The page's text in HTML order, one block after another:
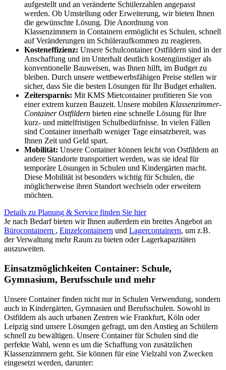
aufgestellt und an veränderte Schülerzahlen angepasst
werden. Ob Umstellung oder Erweiterung, wir bieten Ihnen
die gewünschte Lösung. Die Anordnung von
Klassenzimmern in Containern ermöglicht es Schulen, schnell
auf Veränderungen im Schüleraufkommen zu reagieren.
Kosteneffizienz: Unsere Schulcontainer Ostfildern sind in der
Anschaffung und im Unterhalt deutlich kostengünstiger als
konventionelle Bauweisen, was Ihnen hilft, im Budget zu
bleiben. Durch unsere wettbewerbsfähigen Preise stellen wir
sicher, dass Sie die besten Lösungen für Ihr Budget erhalten.
Zeitersparnis: Mit KMS Mietcontainer profitieren Sie von
einer extrem kurzen Bauzeit. Unsere mobilen Klassenzimmer-
Container Ostfildern bieten eine schnelle Lösung für Ihre
kurz- und mittelfristigen Schulbedürfnisse. In vielen Fällen
sind Container innerhalb weniger Tage einsatzbereit, was
Ihnen Zeit und Geld spart.
Mobilität: Unsere Container können leicht von Ostfildern an
andere Standorte transportiert werden, was sie ideal für
temporäre Lösungen in Schulen und Kindergärten macht.
Diese Mobilität ist besonders wichtig für Schulen, die
möglicherweise ihren Standort wechseln oder erweitern
möchten.
Details zu Planung & Service finden Sie hier
Je nach Bedarf bieten wir Ihnen außerdem ein breites Angebot an
Bürocontainern , Einzelcontainern und Lagercontainern, um z.B.
der Verwaltung mehr Raum zu bieten oder Lagerkapazitäten
auszuweiten.
Einsatzmöglichkeiten Container: Schule,
Gymnasium, Berufsschule und mehr
Unsere Container finden nicht nur in Schulen Verwendung, sondern
auch in Kindergärten, Gymnasien und Berufsschulen. Sowohl in
Ostfildern als auch urbanen Zentren wie Frankfurt, Köln oder
Leipzig sind unsere Lösungen gefragt, um den Anstieg an Schülern
schnell zu bewältigen. Unsere Container für Schulen sind die
perfekte Wahl, wenn es um die Schaffung von zusätzlichen
Klassenzimmern geht. Sie können für eine Vielzahl von Zwecken
eingesetzt werden, darunter: